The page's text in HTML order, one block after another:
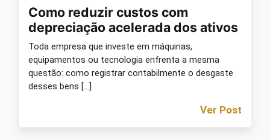
Como reduzir custos com
depreciação acelerada dos ativos
Toda empresa que investe em máquinas,
equipamentos ou tecnologia enfrenta a mesma
questão: como registrar contabilmente o desgaste
desses bens […]
Ver Post